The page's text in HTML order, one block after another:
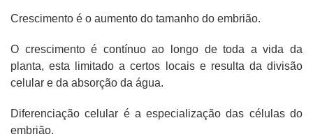
Crescimento é o aumento do tamanho do embrião.
O crescimento é contínuo ao longo de toda a vida da
planta, esta limitado a certos locais e resulta da divisão
celular e da absorção da água.
Diferenciação celular é a especialização das células do
embrião.